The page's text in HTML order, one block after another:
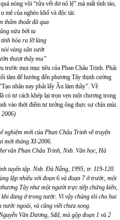
nóng vội “rửa vết dơ nô lệ” mà mất tỉnh táo,
mê của nghèo khổ và độc tài:
thấm thoắt đã qua
nửa bởi ta
tính hóa ra lỡ làng
vàng sấn sướt
thượt thây ma”
trước mọi mục tiêu của Phan Châu Trinh. Phải
tăm để hướng đến phương Tây thịnh cường
nhân nay phải lấy Âu làm thầy”. Về
có tư cách khép lại trọn vẹn một chương trong
vào thời điểm tư tưởng ông thực sự chín mùi.
2006)
nghiệm mới của Phan Châu Trinh về truyện
mới tháng XI-2006.
văn Phan Châu Trinh, Nxb. Văn học, Hà
tuyển tập. Nxb. Đà Nẵng, 1995; tr. 119-120.
lặp nhiều với đoạn 6 và đoạn 7 ở trước, một
Tây như một người trực tiếp chứng kiến,
đang ở trong nước. Vì vậy chúng tôi cho hai
ngoài, và cũng viết chưa xong.
Văn Dương, Sđd, mà gộp đoạn 1 và 2